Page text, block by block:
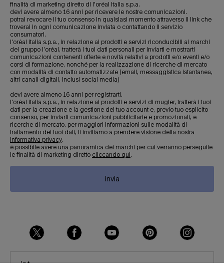
finalità di marketing diretto di l'oréal italia s.p.a.
devi avere almeno 16 anni per ricevere le nostre comunicazioni.
potrai revocare il tuo consenso in qualsiasi momento attraverso il link che
troverai in ogni comunicazione inviata o contattando il servizio
consumatori.
l'oréal italia s.p.a., in relazione ai prodotti e servizi riconducibili ai marchi
del gruppo l’oréal, tratterà i tuoi dati personali per inviarti e mostrarti
comunicazioni contenenti offerte e novità relativi a prodotti e/o eventi e/o
corsi di formazione, nonché per la realizzazione di ricerche di mercato
con modalità di contatto automatizzate (email, messaggistica istantanea,
altri canali digitali, inclusi social media)
devi avere almeno 16 anni per registrarti.
l'oréal italia s.p.a., in relazione ai prodotti e servizi di mugler, tratterà i tuoi
dati per la creazione e la gestione del tuo account e, previo tuo esplicito
consenso, per inviarti comunicazioni pubblicitarie e promozionali, e
ricerche di mercato. per maggiori informazioni sulle modalità di
trattamento dei tuoi dati, ti invitiamo a prendere visione della nostra
informativa privacy.
è possibile avere una panoramica dei marchi per cui verranno perseguite
le finalità di marketing diretto cliccando qui.
invia
int